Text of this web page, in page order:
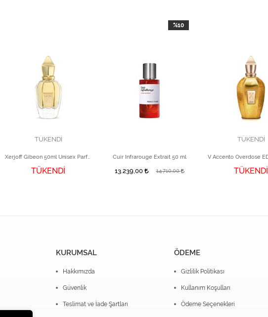
TÜKENDİ
TÜKENDİ
Cuir Infrarouge Extrait 50 ml
13.239,00 14.710,00
%10
TÜKENDİ
TÜKENDİ
KURUMSAL
Hakkımızda
Güvenlik
Teslimat ve İade Şartları
ÖDEME
Gizlilik Politikası
Kullanım Koşulları
Ödeme Seçenekleri